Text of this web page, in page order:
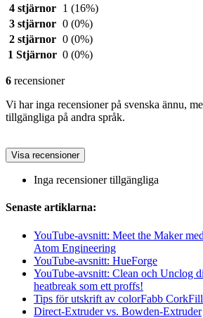
4 stjärnor
1 (16%)
3 stjärnor 0 (0%)
2 stjärnor 0 (0%)
1 Stjärnor 0 (0%)
6 recensioner
Vi har inga recensioner på svenska ännu,
tillgängliga på andra språk.
Visa recensioner
Inga recensioner tillgängliga
Senaste artiklarna:
YouTube-avsnitt: Meet the Maker
Atom Engineering
YouTube-avsnitt: HueForge
YouTube-avsnitt: Clean och Unclog
heatbreak som ett proffs!
Tips för utskrift av colorFabb CorkFill
Direct-Extruder vs. Bowden-Extruder